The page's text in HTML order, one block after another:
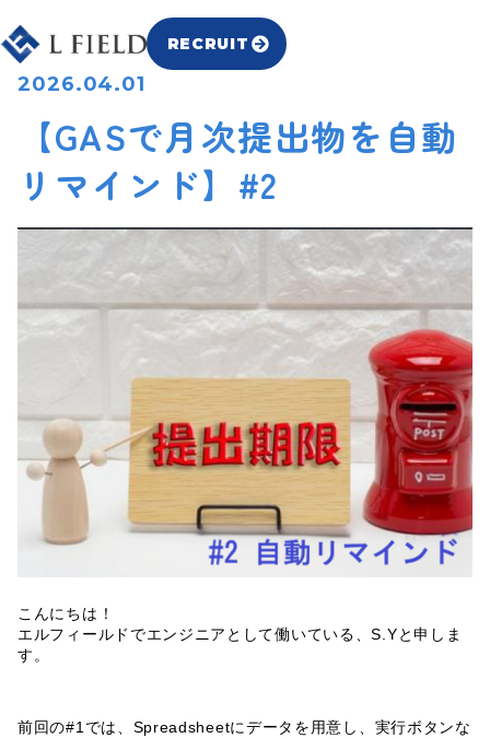
RECRUIT
2026.04.01
【GASで月次提出物を自動
リマインド】#2
こんにちは！
エルフィールドでエンジニアとして働いている、S.Yと申しま
す。
前回の#1では、Spreadsheetにデータを用意し、実行ボタンな